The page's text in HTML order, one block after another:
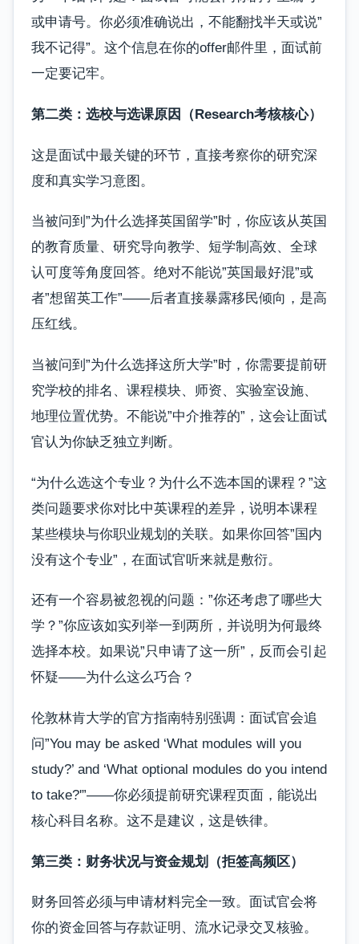
或申请号。你必须准确说出，不能翻找半天或说”
我不记得”。这个信息在你的offer邮件里，面试前
一定要记牢。
第二类：选校与选课原因（Research考核核心）
这是面试中最关键的环节，直接考察你的研究深
度和真实学习意图。
当被问到”为什么选择英国留学”时，你应该从英国
的教育质量、研究导向教学、短学制高效、全球
认可度等角度回答。绝对不能说”英国最好混”或
者”想留英工作”——后者直接暴露移民倾向，是高
压红线。
当被问到”为什么选择这所大学”时，你需要提前研
究学校的排名、课程模块、师资、实验室设施、
地理位置优势。不能说”中介推荐的”，这会让面试
官认为你缺乏独立判断。
“为什么选这个专业？为什么不选本国的课程？”这
类问题要求你对比中英课程的差异，说明本课程
某些模块与你职业规划的关联。如果你回答”国内
没有这个专业”，在面试官听来就是敷衍。
还有一个容易被忽视的问题：”你还考虑了哪些大
学？”你应该如实列举一到两所，并说明为何最终
选择本校。如果说”只申请了这一所”，反而会引起
怀疑——为什么这么巧合？
伦敦林肯大学的官方指南特别强调：面试官会追
问”You may be asked ‘What modules will you
study?’ and ‘What optional modules do you intend
to take?'”——你必须提前研究课程页面，能说出
核心科目名称。这不是建议，这是铁律。
第三类：财务状况与资金规划（拒签高频区）
财务回答必须与申请材料完全一致。面试官会将
你的资金回答与存款证明、流水记录交叉核验。